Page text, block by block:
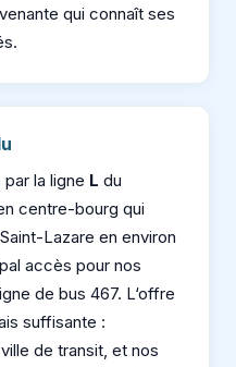
qui connaît ses
la ligne L du
centre-bourg qui
Lazare en environ
accès pour nos
de bus 467. L‘offre
suffisante :
de transit, et nos